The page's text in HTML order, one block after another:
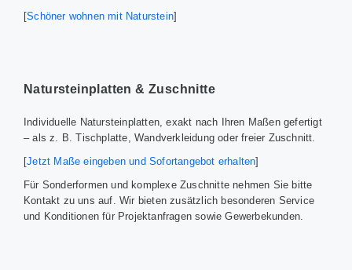
[Schöner wohnen mit Naturstein]
Natursteinplatten & Zuschnitte
Individuelle Natursteinplatten, exakt nach Ihren Maßen gefertigt
– als z. B. Tischplatte, Wandverkleidung oder freier Zuschnitt.
[Jetzt Maße eingeben und Sofortangebot erhalten]
Für Sonderformen und komplexe Zuschnitte nehmen Sie bitte
Kontakt zu uns auf. Wir bieten zusätzlich besonderen Service
und Konditionen für Projektanfragen sowie Gewerbekunden.